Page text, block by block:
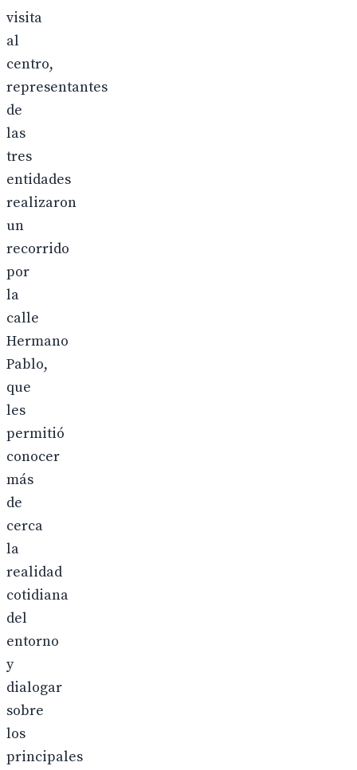
visita
al
centro,
representantes
de
las
tres
entidades
realizaron
un
recorrido
por
la
calle
Hermano
Pablo,
que
les
permitió
conocer
más
de
cerca
la
realidad
cotidiana
del
entorno
y
dialogar
sobre
los
principales